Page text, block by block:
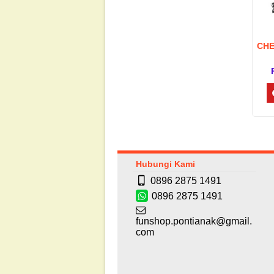
Hubungi Kami
0896 2875 1491
0896 2875 1491
funshop.pontianak@gmail.
com